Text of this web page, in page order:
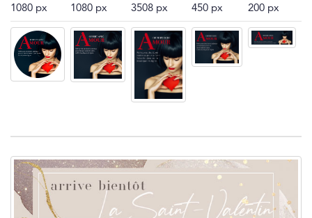
1080 px
1080 px
3508 px
450 px
200 px